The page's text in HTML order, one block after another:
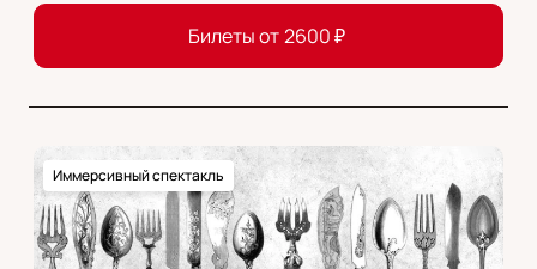
Билеты от 2600₽
Иммерсивный спектакль